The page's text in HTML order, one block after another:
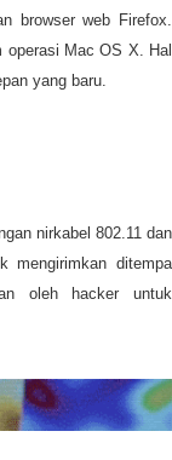
browser web Firefox.
operasi Mac OS X. Hal
yang baru.
nirkabel 802.11 dan
mengirimkan ditempa
oleh hacker untuk